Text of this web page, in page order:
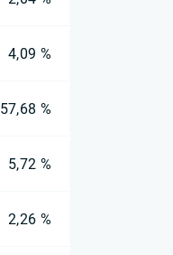
4,09 %
57,68 %
5,72 %
2,26 %